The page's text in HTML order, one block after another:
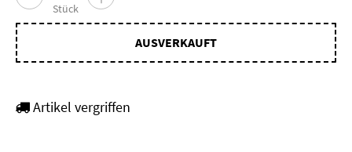
Stück
AUSVERKAUFT
Artikel vergriffen